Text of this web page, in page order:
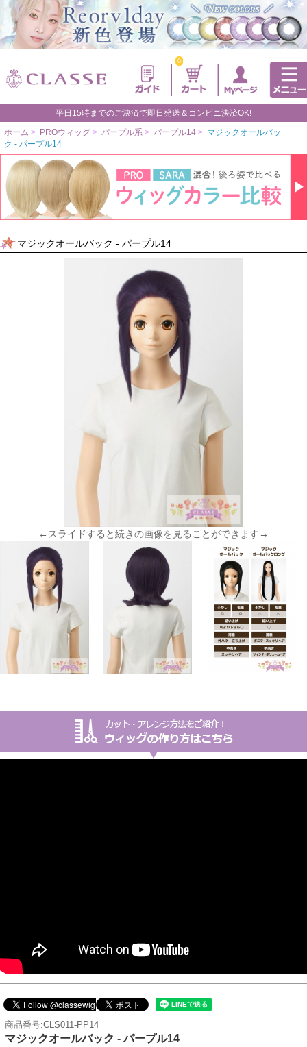
0
平日15時までのご決済で即日発送＆コンビニ決済OK!
ホーム > PROウィッグ > パープル系 > パープル14 > マジックオールバッ
ク - パープル14
マジックオールバック - パープル14
←スライドすると続きの画像を見ることができます→
商品番号:CLS011-PP14
マジックオールバック - パープル14